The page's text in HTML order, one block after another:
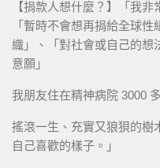
【捐款人想什麼？】「我
「暫時不會想再捐給全球
織」、「對社會或自己的想
意願」
我朋友住在精神病院 3000
搖滾一生、充實又狼狽的樹
自己喜歡的樣子。」